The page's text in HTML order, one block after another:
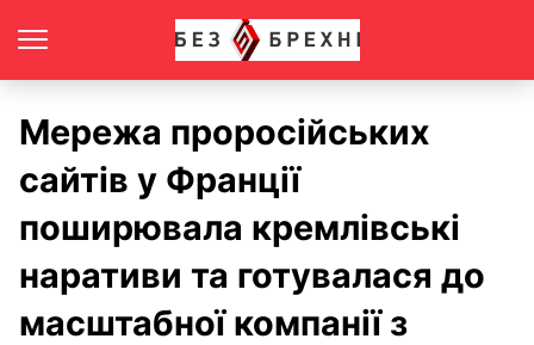
Мережа проросійських
сайтів у Франції
поширювала кремлівські
наративи та готувалася до
масштабної компанії з